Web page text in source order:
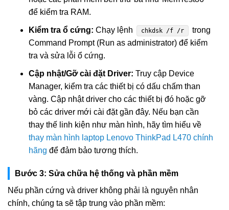
để kiểm tra RAM.
Kiểm tra ổ cứng: Chạy lệnh chkdsk /f /r
trong
Command Prompt (Run as administrator) để kiểm
tra và sửa lỗi ổ cứng.
Cập nhật/Gỡ cài đặt Driver: Truy cập Device
Manager, kiểm tra các thiết bị có dấu chấm than
vàng. Cập nhật driver cho các thiết bị đó hoặc gỡ
bỏ các driver mới cài đặt gần đây. Nếu bạn cần
thay thế linh kiện như màn hình, hãy tìm hiểu về
thay màn hình laptop Lenovo ThinkPad L470 chính
hãng để đảm bảo tương thích.
Bước 3: Sửa chữa hệ thống và phần mềm
Nếu phần cứng và driver không phải là nguyên nhân
chính, chúng ta sẽ tập trung vào phần mềm: